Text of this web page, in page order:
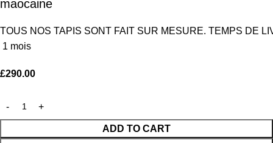
maocaine
TOUS NOS TAPIS SONT FAIT SUR MESURE. TEMPS DE
1 mois
£290.00
ADD TO CART